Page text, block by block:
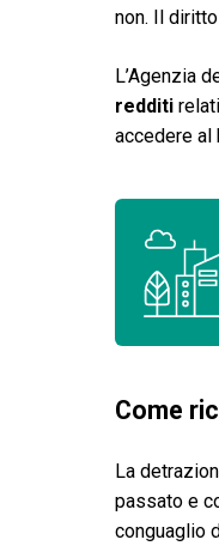
non. Il
L’Agenzia
redditi
accedere al
Come
La
passato e
conguaglio